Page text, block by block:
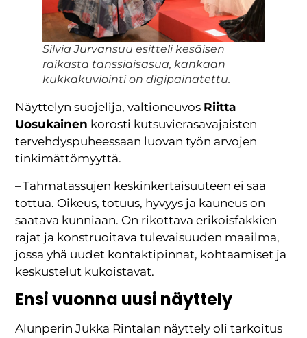
Silvia Jurvansuu esitteli kesäisen
raikasta tanssiaisasua, kankaan
kukkakuviointi on digipainatettu.
Näyttelyn suojelija, valtioneuvos Riitta
Uosukainen korosti kutsuvierasavajaisten
tervehdyspuheessaan luovan työn arvojen
tinkimättömyyttä.
– Tahmatassujen keskinkertaisuuteen ei saa
tottua. Oikeus, totuus, hyvyys ja kauneus on
saatava kunniaan. On rikottava erikoisfakkien
rajat ja konstruoitava tulevaisuuden maailma,
jossa yhä uudet kontaktipinnat, kohtaamiset ja
keskustelut kukoistavat.
Ensi vuonna uusi näyttely
Alunperin Jukka Rintalan näyttely oli tarkoitus